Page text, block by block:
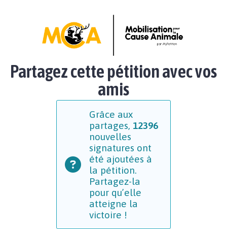
Partagez cette pétition avec vos
amis
Grâce aux
partages, 12396
nouvelles
signatures ont
été ajoutées à
la pétition.
Partagez-la
pour qu’elle
atteigne la
victoire !